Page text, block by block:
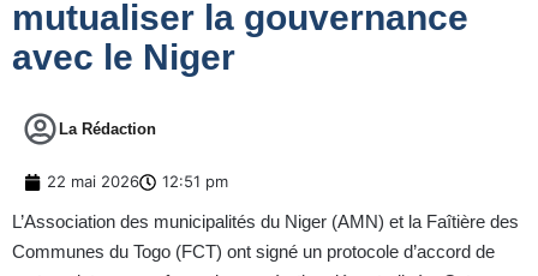
mutualiser la gouvernance
avec le Niger
La Rédaction
22 mai 2026 12:51 pm
L’Association des municipalités du Niger (AMN) et la Faîtière des
Communes du Togo (FCT) ont signé un protocole d’accord de